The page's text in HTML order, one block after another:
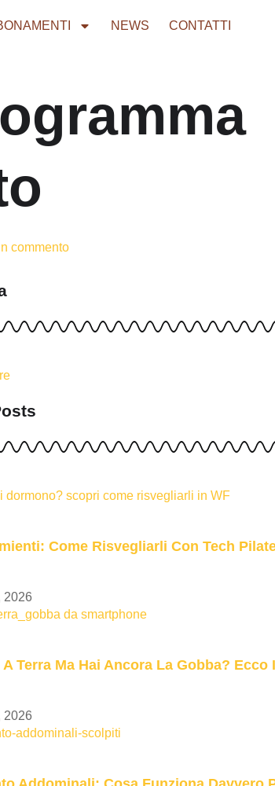
NEWS CONTATTI
commento
Come Risvegliarli Con Tech
2026
Terra Ma Hai Ancora La Gobba? Ecco
2026